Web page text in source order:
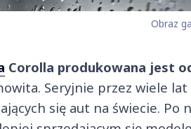
Obraz
Corolla produkowana jest
Seryjnie przez wiele
się aut na świecie. Po